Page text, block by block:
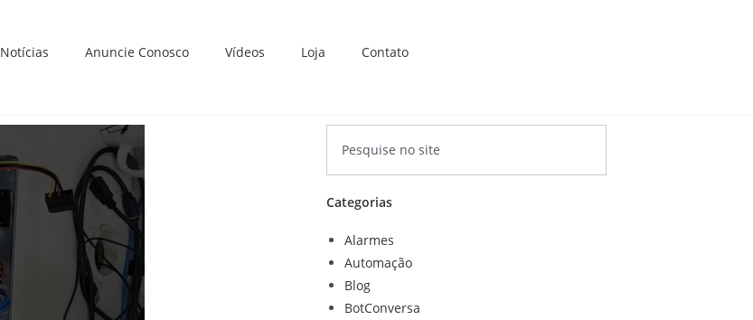
Notícias Anuncie Conosco Vídeos Loja Contato
Categorias
Alarmes
Automação
Blog
BotConversa